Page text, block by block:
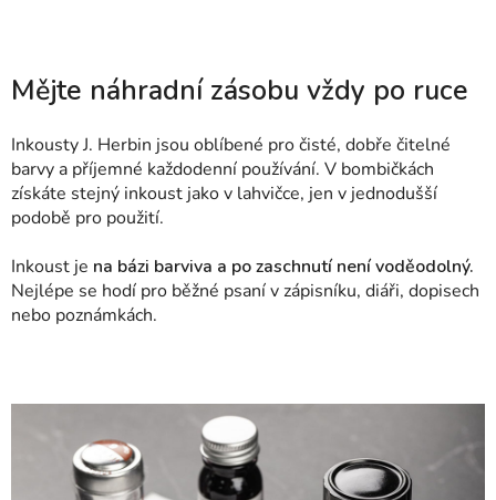
Mějte náhradní zásobu vždy po ruce
Inkousty J. Herbin jsou oblíbené pro čisté, dobře čitelné
barvy a příjemné každodenní používání. V bombičkách
získáte stejný inkoust jako v lahvičce, jen v jednodušší
podobě pro použití.
Inkoust je na bázi barviva a po zaschnutí není voděodolný.
Nejlépe se hodí pro běžné psaní v zápisníku, diáři, dopisech
nebo poznámkách.